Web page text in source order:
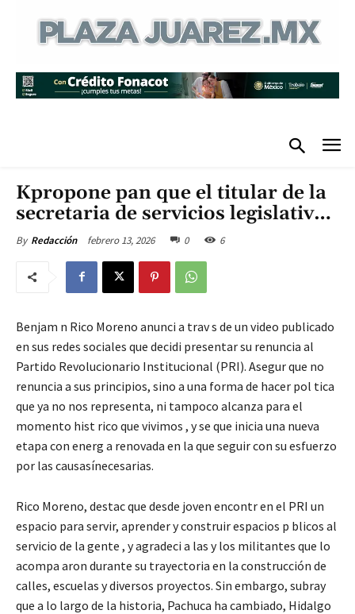
Kpropone pan que el titular de la
secretaria de servicios legislativ…
By Redacción febrero 13, 2026 0 6
Benjam n Rico Moreno anunci a trav s de un video publicado
en sus redes sociales que decidi presentar su renuncia al
Partido Revolucionario Institucional (PRI). Asegur que no
renuncia a sus principios, sino a una forma de hacer pol tica
que ya no nos representa, ni tampoco alcanza para el
momento hist rico que vivimos , y se que inicia una nueva
etapa con energ a renovada en la que seguir con su esfuerzo
por las causasínecesarias.
Rico Moreno, destac que desde joven encontr en el PRI un
espacio para servir, aprender y construir espacios p blicos al
servicio de la gente , y agradeci a las y los militantes que lo
acompa aron durante su trayectoria en la construcción de
calles, escuelas y diversos proyectos. Sin embargo, subray
que a lo largo de la historia, Pachuca ha cambiado, Hidalgo